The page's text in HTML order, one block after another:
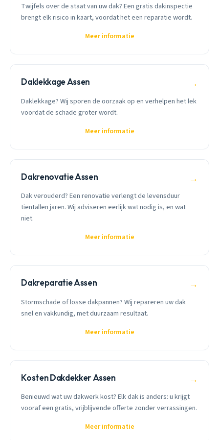
Twijfels over de staat van uw dak? Een gratis dakinspectie
brengt elk risico in kaart, voordat het een reparatie wordt.
Meer informatie
Daklekkage Assen →
Daklekkage? Wij sporen de oorzaak op en verhelpen het lek
voordat de schade groter wordt.
Meer informatie
Dakrenovatie Assen →
Dak verouderd? Een renovatie verlengt de levensduur
tientallen jaren. Wij adviseren eerlijk wat nodig is, en wat
niet.
Meer informatie
Dakreparatie Assen →
Stormschade of losse dakpannen? Wij repareren uw dak
snel en vakkundig, met duurzaam resultaat.
Meer informatie
Kosten Dakdekker Assen →
Benieuwd wat uw dakwerk kost? Elk dak is anders: u krijgt
vooraf een gratis, vrijblijvende offerte zonder verrassingen.
Meer informatie